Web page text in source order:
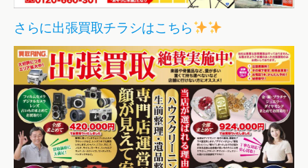
さらに出張買取チラシはこちら